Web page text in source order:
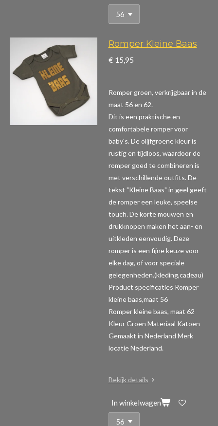
Romper Kleine Baas
€ 15,95
Romper groen, verkrijgbaar in de
maat 56 en 62.
Dit is een praktische en
comfortabele romper voor
baby's. De olijfgroene kleur is
rustig en tijdloos, waardoor de
romper goed te combineren is
met verschillende outfits. De
tekst "Kleine Baas" in geel geeft
de romper een leuke, speelse
touch. De korte mouwen en
drukknopen maken het aan- en
uitkleden eenvoudig. Deze
romper is een fijne keuze voor
elke dag, of voor speciale
gelegenheden.(kleding,cadeau)
Product specificaties Romper
kleine baas,maat 56
Romper kleine baas, maat 62
Kleur Groen Materiaal Katoen
Gemaakt in Nederland Merk
locatie Nederland.
Bekijk details
In winkelwagen